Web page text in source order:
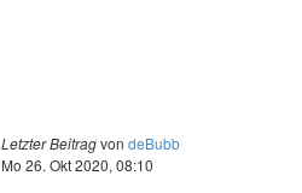
Letzter Beitragvon deBubb
Mo 26. Okt 2020, 08:10